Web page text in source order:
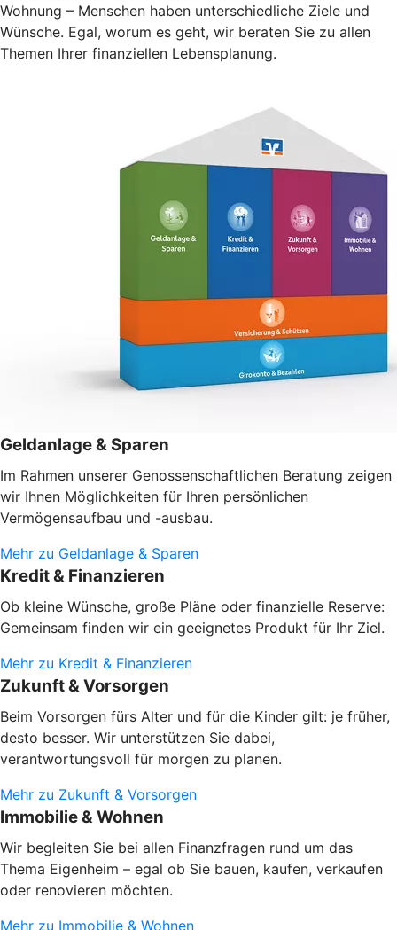
Wohnung – Menschen haben unterschiedliche Ziele und
Wünsche. Egal, worum es geht, wir beraten Sie zu allen
Themen Ihrer finanziellen Lebensplanung.
Geldanlage & Sparen
Im Rahmen unserer Genossenschaftlichen Beratung zeigen
wir Ihnen Möglichkeiten für Ihren persönlichen
Vermögensaufbau und -ausbau.
Mehr zu Geldanlage & Sparen
Kredit & Finanzieren
Ob kleine Wünsche, große Pläne oder finanzielle Reserve:
Gemeinsam finden wir ein geeignetes Produkt für Ihr Ziel.
Mehr zu Kredit & Finanzieren
Zukunft & Vorsorgen
Beim Vorsorgen fürs Alter und für die Kinder gilt: je früher,
desto besser. Wir unterstützen Sie dabei,
verantwortungsvoll für morgen zu planen.
Mehr zu Zukunft & Vorsorgen
Immobilie & Wohnen
Wir begleiten Sie bei allen Finanzfragen rund um das
Thema Eigenheim – egal ob Sie bauen, kaufen, verkaufen
oder renovieren möchten.
Mehr zu Immobilie & Wohnen